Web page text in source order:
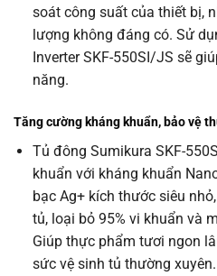
soát công suất của thiết bị,
lượng không đáng có. Sử
Inverter SKF-550SI/JS sẽ
năng.
Tăng cường kháng khuẩn, bảo vệ
Tủ đông Sumikura SKF-
khuẩn với kháng khuẩn
bạc Ag+ kích thước siêu
tủ, loại bỏ 95% vi khuẩn và
Giúp thực phẩm tươi ngon
sức vệ sinh tủ thường xuyên.